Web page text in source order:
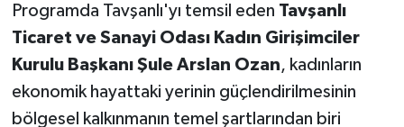
Programda Tavşanlı'yı temsil eden Tavşanlı
Ticaret ve Sanayi Odası Kadın Girişimciler
Kurulu Başkanı Şule Arslan Ozan, kadınların
ekonomik hayattaki yerinin güçlendirilmesinin
bölgesel kalkınmanın temel şartlarından biri